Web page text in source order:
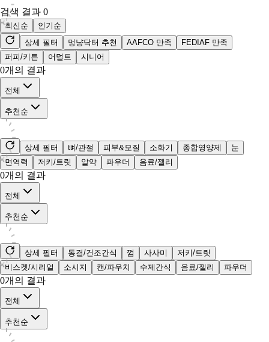
검색 결과 0
최신순
인기순
상세 필터
멍냥닥터 추천 AAFCO 만족
FEDIAF 만족
퍼피/키튼
어덜트 시니어
0개의 결과
전체
추천순
상세 필터 뼈/관절 피부&모질 소화기 종합영양제
눈
면역력
저키/트릿 알약 파우더 음료/젤리
0개의 결과
전체
추천순
상세 필터 동결/건조간식 껌 사사미
저키/트릿
비스켓/시리얼
소시지 캔/파우치 수제간식 음료/젤리 파우더
0개의 결과
전체
추천순